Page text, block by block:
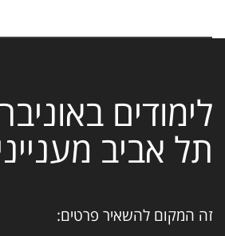
לימודים
תל אביב
זה המקום להשאיר פרטים: